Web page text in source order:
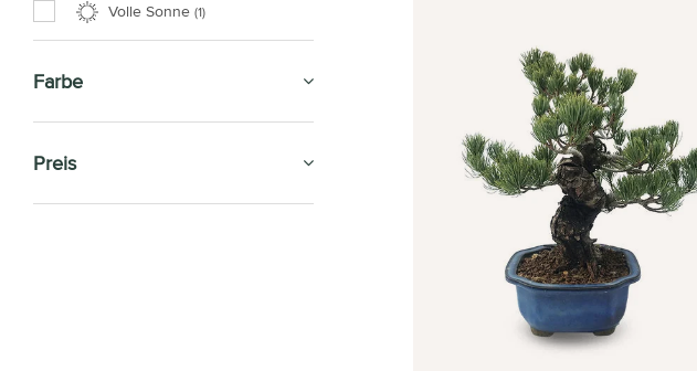
Volle Sonne (1)
Farbe
Preis